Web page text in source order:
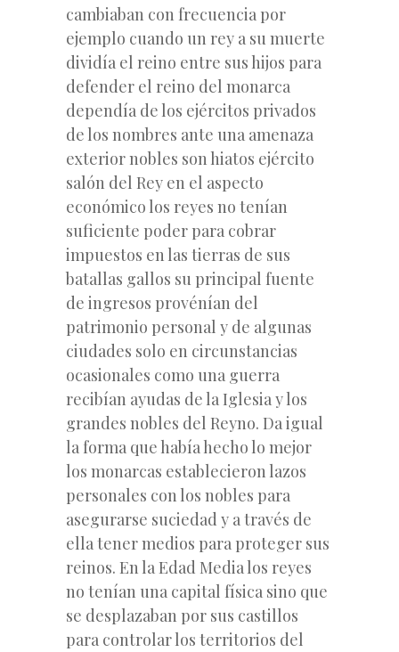
cambiaban con frecuencia por
ejemplo cuando un rey a su muerte
dividía el reino entre sus hijos para
defender el reino del monarca
dependía de los ejércitos privados
de los nombres ante una amenaza
exterior nobles son hiatos ejército
salón del Rey en el aspecto
económico los reyes no tenían
suficiente poder para cobrar
impuestos en las tierras de sus
batallas gallos su principal fuente
de ingresos provénían del
patrimonio personal y de algunas
ciudades solo en circunstancias
ocasionales como una guerra
recibían ayudas de la Iglesia y los
grandes nobles del Reyno. Da igual
la forma que había hecho lo mejor
los monarcas establecieron lazos
personales con los nobles para
asegurarse suciedad y a través de
ella tener medios para proteger sus
reinos. En la Edad Media los reyes
no tenían una capital física sino que
se desplazaban por sus castillos
para controlar los territorios del